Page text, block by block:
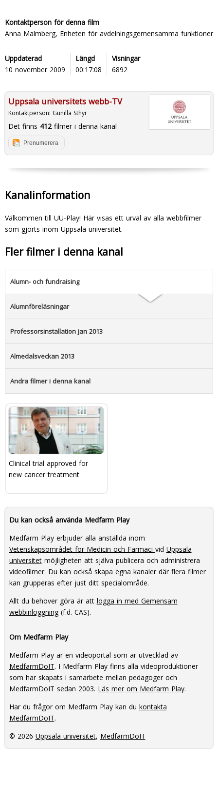
Kontaktperson för denna film
Anna Malmberg, Enheten för avdelningsgemensamma funktioner
Uppdaterad
10 november 2009
Längd
00:17:08
Visningar
6892
Uppsala universitets webb-TV
Kontaktperson: Gunilla Sthyr
Det finns 412filmer i denna kanal
Prenumerera
Kanalinformation
Välkommen till UU-Play! Här visas ett urval av alla webbfilmer
som gjorts inom Uppsala universitet.
Fler filmer i denna kanal
Alumn- och fundraising
Alumnföreläsningar
Professorsinstallation jan 2013
Almedalsveckan 2013
Andra filmer i denna kanal
Clinical trial approved for
new cancer treatment
Du kan också använda Medfarm Play
Medfarm Play erbjuder alla anställda inom
Vetenskapsområdet för Medicin och Farmaci vid Uppsala
universitetmöjligheten att själva publicera och administrera
videofilmer. Du kan också skapa egna kanaler där flera filmer
kan grupperas efter just ditt specialområde.
Allt du behöver göra är att logga in med Gemensam
webbinloggning(f.d. CAS).
Om Medfarm Play
Medfarm Play är en videoportal som är utvecklad av
MedfarmDoIT. I Medfarm Play finns alla videoproduktioner
som har skapats i samarbete mellan pedagoger och
MedfarmDoIT sedan 2003. Läs mer om Medfarm Play.
Har du frågor om Medfarm Play kan du kontakta
MedfarmDoIT.
© 2026 Uppsala universitet, MedfarmDoIT